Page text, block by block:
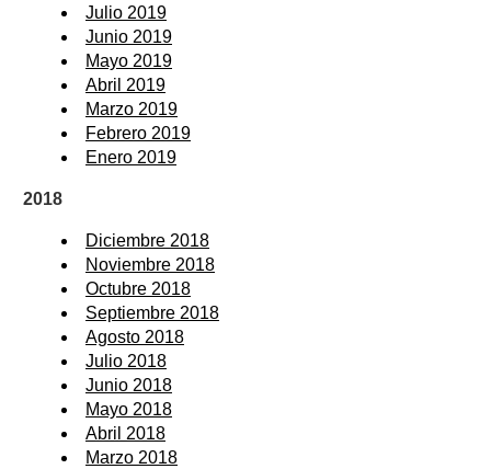
Julio 2019
Junio 2019
Mayo 2019
Abril 2019
Marzo 2019
Febrero 2019
Enero 2019
2018
Diciembre 2018
Noviembre 2018
Octubre 2018
Septiembre 2018
Agosto 2018
Julio 2018
Junio 2018
Mayo 2018
Abril 2018
Marzo 2018